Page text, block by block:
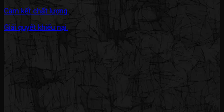
Cam kết chất lượng.
Giải quyết khiếu nại.